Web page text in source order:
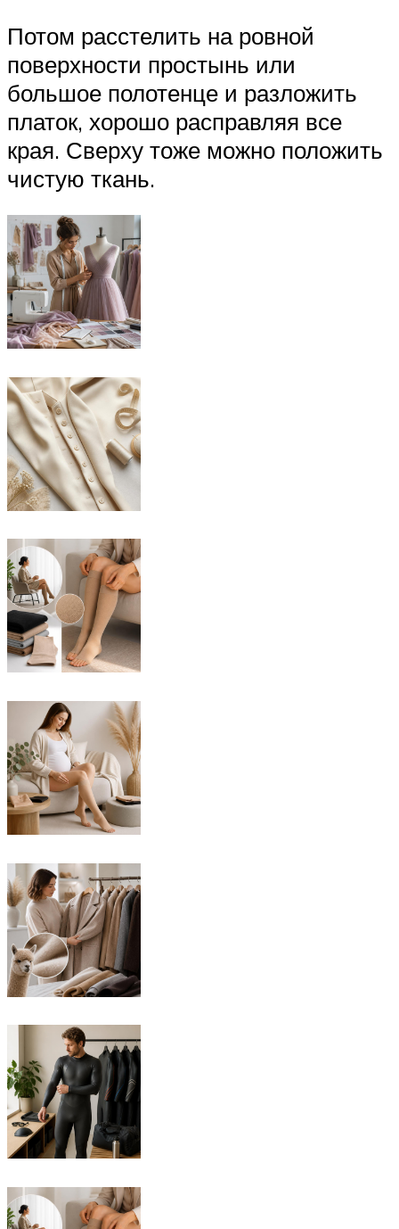
Потом расстелить на ровной
поверхности простынь или
большое полотенце и разложить
платок, хорошо расправляя все
края. Сверху тоже можно положить
чистую ткань.